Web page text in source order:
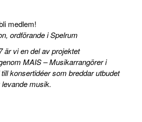
medlem!
ordförande i Spelrum
är vi en del av projektet
MAIS – Musikarrangörer i
konsertidéer som breddar utbudet
musik.